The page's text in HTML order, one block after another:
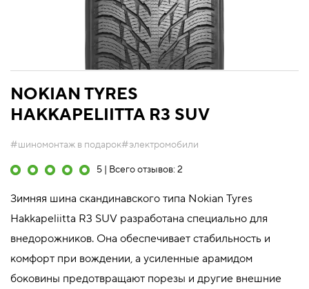
NOKIAN TYRES
HAKKAPELIITTA R3 SUV
#шиномонтаж в подарок#электромобили
5 | Всего отзывов: 2
Зимняя шина скандинавского типа Nokian Tyres
Hakkapeliitta R3 SUV разработана специально для
внедорожников. Она обеспечивает стабильность и
комфорт при вождении, а усиленные арамидом
боковины предотвращают порезы и другие внешние